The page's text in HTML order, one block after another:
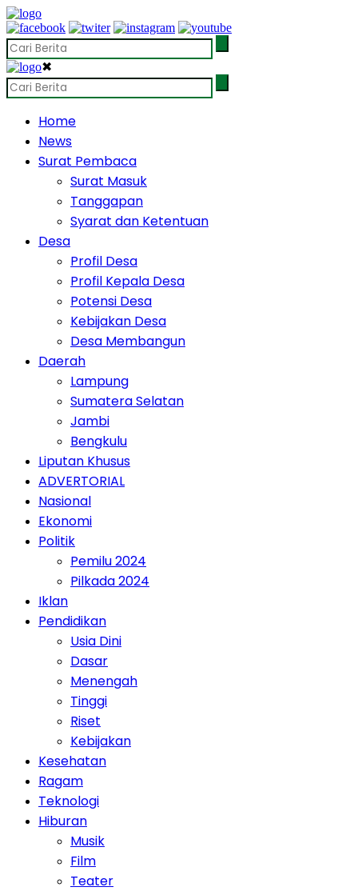
✖
Home
News
Surat Pembaca
Surat Masuk
Tanggapan
Syarat dan Ketentuan
Desa
Profil Desa
Profil Kepala Desa
Potensi Desa
Kebijakan Desa
Desa Membangun
Daerah
Lampung
Sumatera Selatan
Jambi
Bengkulu
Liputan Khusus
ADVERTORIAL
Nasional
Ekonomi
Politik
Pemilu 2024
Pilkada 2024
Iklan
Pendidikan
Usia Dini
Dasar
Menengah
Tinggi
Riset
Kebijakan
Kesehatan
Ragam
Teknologi
Hiburan
Musik
Film
Teater